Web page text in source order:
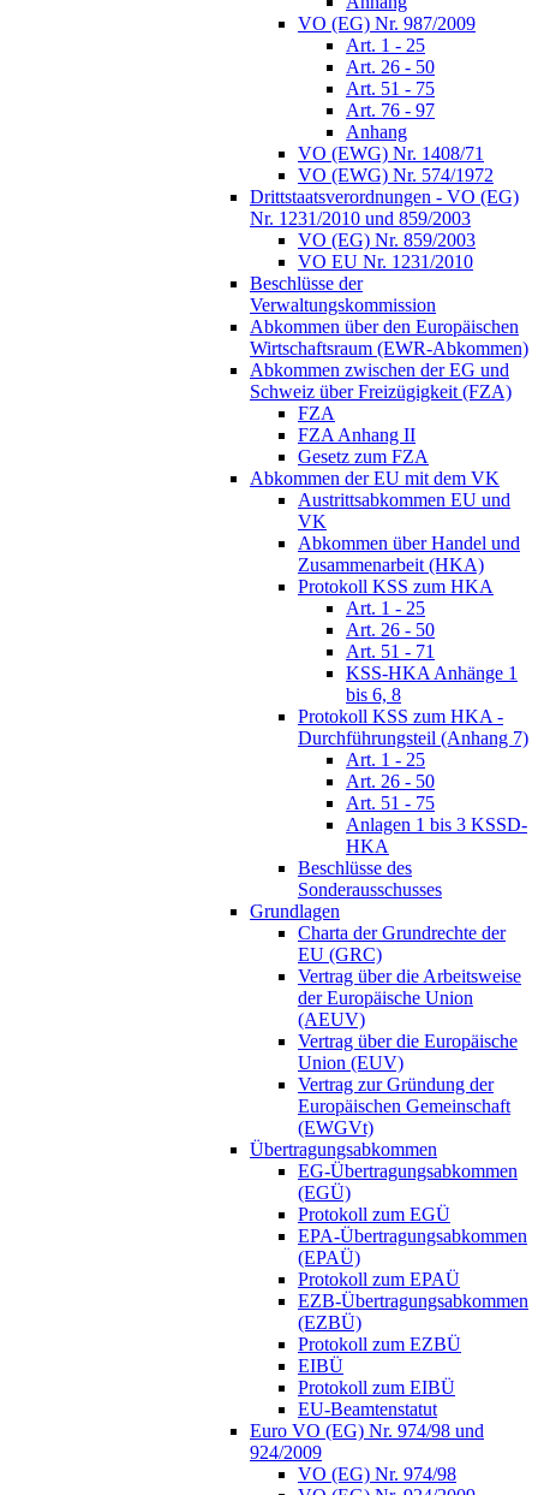
VO (EG) Nr. 987/2009
Art. 1 - 25
Art. 26 - 50
Art. 51 - 75
Art. 76 - 97
Anhang
VO (EWG) Nr. 1408/71
VO (EWG) Nr. 574/1972
Drittstaatsverordnungen - VO (EG)
Nr. 1231/2010 und 859/2003
VO (EG) Nr. 859/2003
VO EU Nr. 1231/2010
Beschlüsse der
Verwaltungskommission
Abkommen über den Europäischen
Wirtschaftsraum (EWR-Abkommen)
Abkommen zwischen der EG und
Schweiz über Freizügigkeit (FZA)
FZA
FZA Anhang II
Gesetz zum FZA
Abkommen der EU mit dem VK
Austrittsabkommen EU und
VK
Abkommen über Handel und
Zusammenarbeit (HKA)
Protokoll KSS zum HKA
Art. 1 - 25
Art. 26 - 50
Art. 51 - 71
KSS-HKA Anhänge 1
bis 6, 8
Protokoll KSS zum HKA -
Durchführungsteil (Anhang 7)
Art. 1 - 25
Art. 26 - 50
Art. 51 - 75
Anlagen 1 bis 3 KSSD-
HKA
Beschlüsse des
Sonderausschusses
Grundlagen
Charta der Grundrechte der
EU (GRC)
Vertrag über die Arbeitsweise
der Europäische Union
(AEUV)
Vertrag über die Europäische
Union (EUV)
Vertrag zur Gründung der
Europäischen Gemeinschaft
(EWGVt)
Übertragungsabkommen
EG-Übertragungsabkommen
(EGÜ)
Protokoll zum EGÜ
EPA-Übertragungsabkommen
(EPAÜ)
Protokoll zum EPAÜ
EZB-Übertragungsabkommen
(EZBÜ)
Protokoll zum EZBÜ
EIBÜ
Protokoll zum EIBÜ
EU-Beamtenstatut
Euro VO (EG) Nr. 974/98 und
924/2009
VO (EG) Nr. 974/98